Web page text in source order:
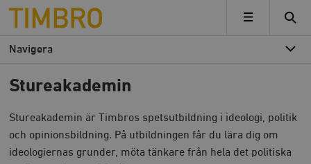
Timbro
MENY
Stureakademin
Stureakademin är Timbros spetsutbildning i ideologi, politik
och opinionsbildning. På utbildningen får du lära dig om
ideologiernas grunder, möta tänkare från hela det politiska
Navigera